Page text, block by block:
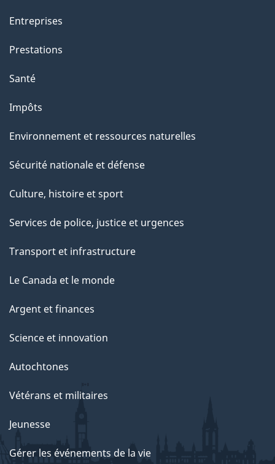
Entreprises
Prestations
Santé
Impôts
Environnement et ressources naturelles
Sécurité nationale et défense
Culture, histoire et sport
Services de police, justice et urgences
Transport et infrastructure
Le Canada et le monde
Argent et finances
Science et innovation
Autochtones
Vétérans et militaires
Jeunesse
Gérer les événements de la vie